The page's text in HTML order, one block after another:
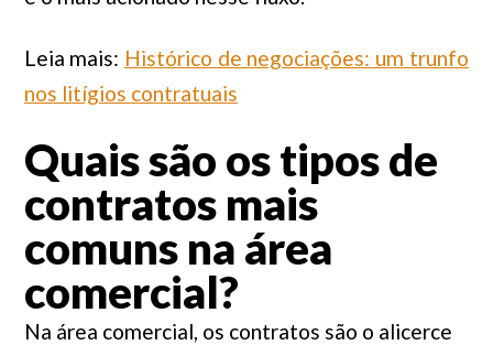
Leia mais: Histórico de negociações: um trunfo
nos litígios contratuais
Quais são os tipos de
contratos mais
comuns na área
comercial?
Na área comercial, os contratos são o alicerce